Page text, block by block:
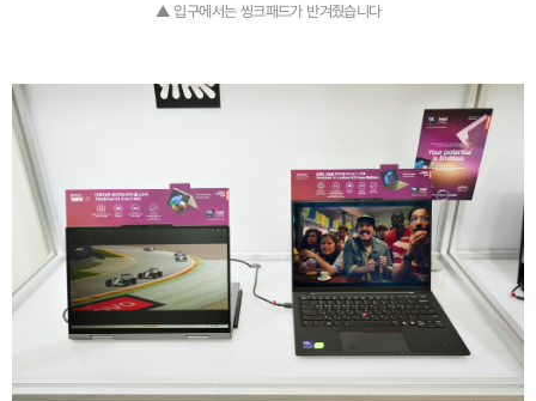
▲ 입구에서는 씽크패드가 반겨줬습니다